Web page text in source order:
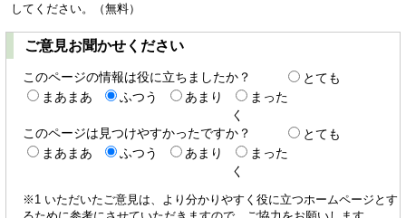
してください。（無料）
ご意見お聞かせください
このページの情報は役に立ちましたか？
とても
まあまあ
ふつう あまり
まった
く
このページは見つけやすかったですか？
とても
まあまあ
ふつう あまり
まった
く
※1 いただいたご意見は、より分かりやすく役に立つホームページとす